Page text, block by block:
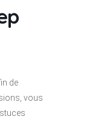
de
vous